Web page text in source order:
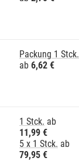
Packung 1 Stck.
ab 6,62 €
1 Stck. ab
11,99 €
5 x 1 Stck. ab
79,95 €